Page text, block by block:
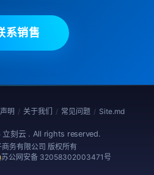
系销售
明 / 关于我们 / 常见问题 / Site.md
立刻云 . All rights reserved.
务有限公司 版权所有
苏公网安备 32058302003471号